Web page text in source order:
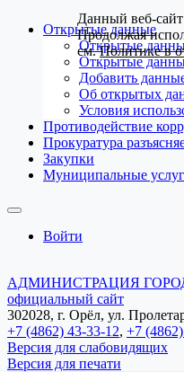
Открытые данные
Открытые
Открытые
Добавить
Об открытых
Условия
Противодействие
Прокуратура
Закупки
Муниципальные
Войти
АДМИНИСТРАЦИЯ
официальный сайт
302028, г. Орёл, ул.
+7 (4862) 43-33-12, +7
Версия для слабовидящих
Версия для печати
Данный веб-
Продолжая
см.Политике в